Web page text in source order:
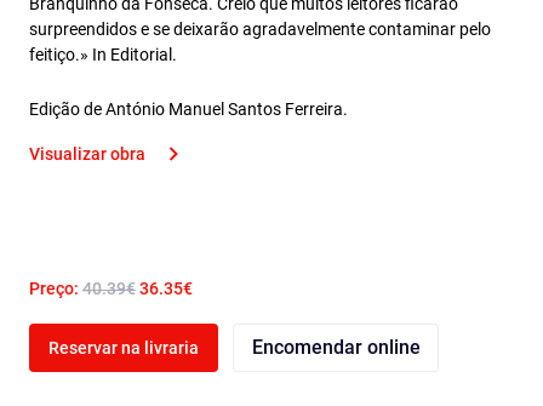
surpreendidos e se deixarão agradavelmente contaminar pelo
feitiço.» In Editorial.
Edição de António Manuel Santos Ferreira.
Visualizar obra
Preço: 40.39€36.35€
Reservar na livraria Encomendar online